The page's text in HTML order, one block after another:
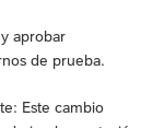
aprobar
de prueba.
Este cambio